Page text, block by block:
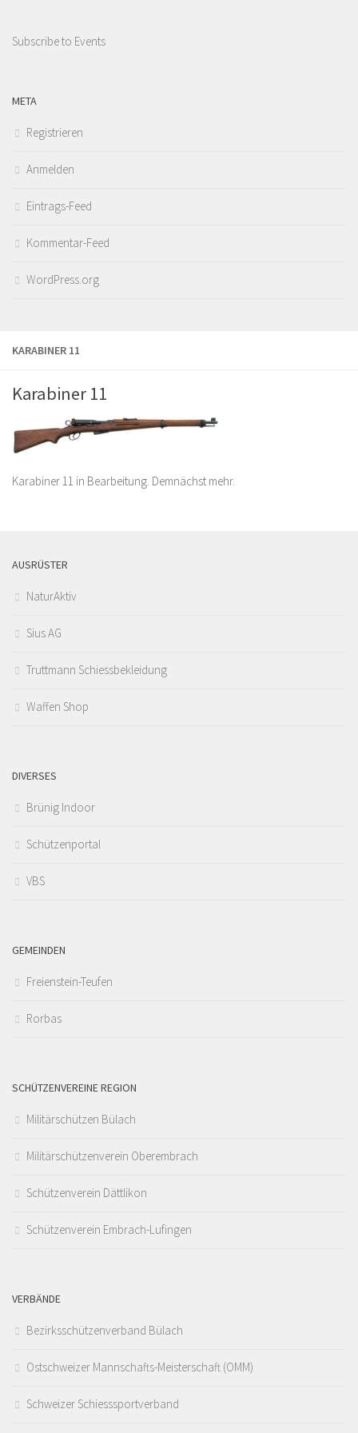
KARABINER 11
Karabiner 11
Karabiner 11 in Bearbeitung. Demnächst mehr.
Subscribe to Events
META
Registrieren
Anmelden
Eintrags-Feed
Kommentar-Feed
WordPress.org
AUSRÜSTER
NaturAktiv
Sius AG
Truttmann Schiessbekleidung
Waffen Shop
DIVERSES
Brünig Indoor
Schützenportal
VBS
GEMEINDEN
Freienstein-Teufen
Rorbas
SCHÜTZENVEREINE REGION
Militärschützen Bülach
Militärschützenverein Oberembrach
Schützenverein Dättlikon
Schützenverein Embrach-Lufingen
VERBÄNDE
Bezirksschützenverband Bülach
Ostschweizer Mannschafts-Meisterschaft (OMM)
Schweizer Schiesssportverband